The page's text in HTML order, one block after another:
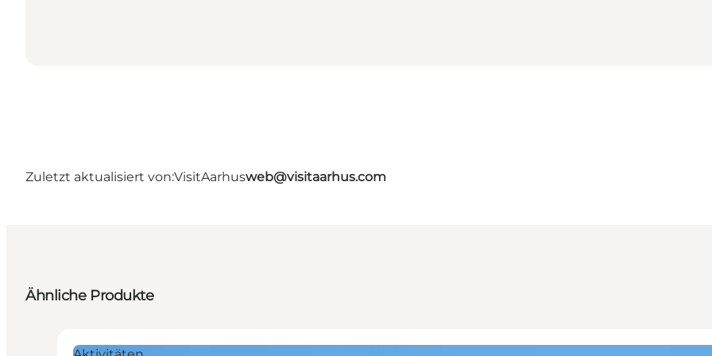
Zuletzt aktualisiert von:VisitAarhusweb@visitaarhus.com
Ähnliche Produkte